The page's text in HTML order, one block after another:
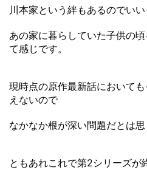
川本家という絆もあるのでい
あの家に暮らしていた子供の
て感じです。
現時点の原作最新話において
えないので
なかなか根が深い問題だとは思
ともあれこれで第2シリーズが